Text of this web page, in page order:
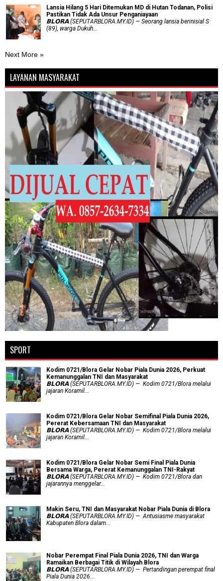
Lansia Hilang 5 Hari Ditemukan MD di Hutan Todanan, Polisi
Pastikan Tidak Ada Unsur Penganiayaan
𝗕𝗟𝗢𝗥𝗔 (SEPUTARBLORA.MY.ID) — Seorang lansia berinisial S
(89), warga Dukuh...
Next More »
LAYANAN MASYARAKAT
SPORT
Kodim 0721/Blora Gelar Nobar Piala Dunia 2026, Perkuat
Kemanunggalan TNI dan Masyarakat
𝗕𝗟𝗢𝗥𝗔 (SEPUTARBLORA.MY.ID) — Kodim 0721/Blora melalui
jajaran Koramil...
Kodim 0721/Blora Gelar Nobar Semifinal Piala Dunia 2026,
Pererat Kebersamaan TNI dan Masyarakat
𝗕𝗟𝗢𝗥𝗔 (SEPUTARBLORA.MY.ID) — Kodim 0721/Blora melalui
jajaran Koramil...
Kodim 0721/Blora Gelar Nobar Semi Final Piala Dunia
Bersama Warga, Pererat Kemanunggalan TNI-Rakyat
𝗕𝗟𝗢𝗥𝗔 (SEPUTARBLORA.MY.ID) — Kodim 0721/Blora dan
jajarannya menggelar...
Makin Seru, TNI dan Masyarakat Nobar Piala Dunia di Blora
𝗕𝗟𝗢𝗥𝗔 (SEPUTARBLORA.MY.ID) — Antusiasme masyarakat
Kabupaten Blora dalam...
Nobar Perempat Final Piala Dunia 2026, TNI dan Warga
Ramaikan Berbagai Titik di Wilayah Blora
𝗕𝗟𝗢𝗥𝗔 (SEPUTARBLORA.MY.ID) — Pertandingan perempat final
Piala Dunia 2026...